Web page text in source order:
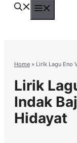
Home » Lirik Lagu Eno
Lirik
Indak
Hidayat